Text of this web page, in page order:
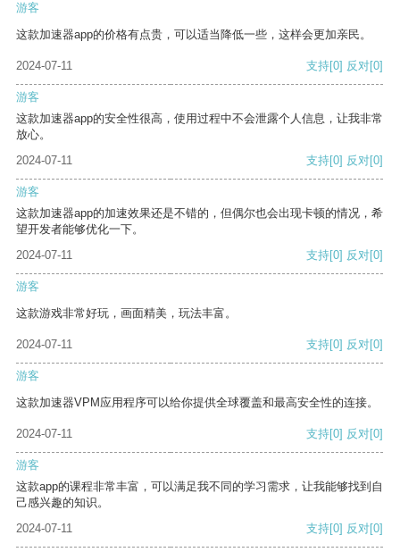
游客
这款加速器app的价格有点贵，可以适当降低一些，这样会更加亲民。
2024-07-11 支持[0] 反对[0]
游客
这款加速器app的安全性很高，使用过程中不会泄露个人信息，让我非常
放心。
2024-07-11
支持[0] 反对[0]
游客
这款加速器app的加速效果还是不错的，但偶尔也会出现卡顿的情况，希
望开发者能够优化一下。
2024-07-11
支持[0] 反对[0]
游客
这款游戏非常好玩，画面精美，玩法丰富。
2024-07-11 支持[0] 反对[0]
游客
这款加速器VPM应用程序可以给你提供全球覆盖和最高安全性的连接。
2024-07-11 支持[0] 反对[0]
游客
这款app的课程非常丰富，可以满足我不同的学习需求，让我能够找到自
己感兴趣的知识。
2024-07-11
支持[0] 反对[0]